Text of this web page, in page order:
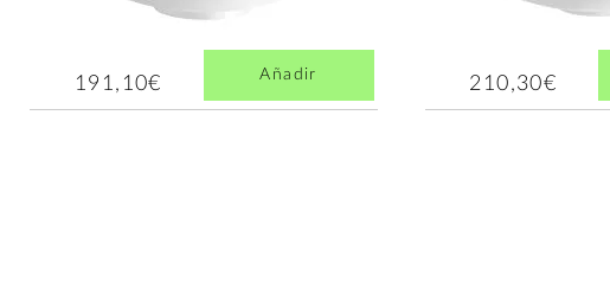
191,10€ Añadir 210,30€